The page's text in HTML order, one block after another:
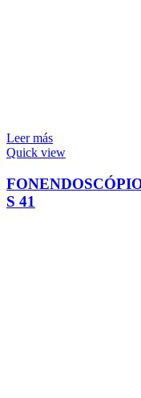
Leer más
Quick view
S 41